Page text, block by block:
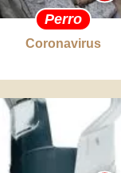
Perro
Coronavirus